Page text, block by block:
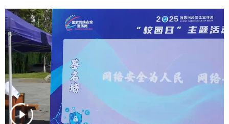
畅游贵州 数字贵州 律动贵州 健康贵州
光影贵州 部门之窗 县区直达 企业速递
融媒联播
六盘水 铜仁 黔东南
黔西南